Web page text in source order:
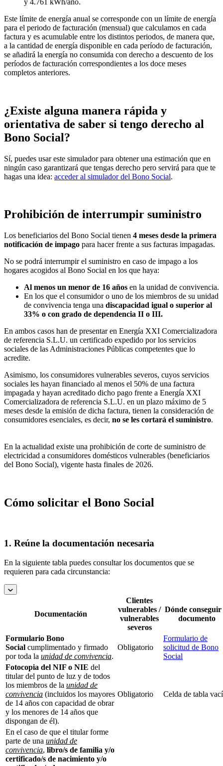
Este límite de energía anual se corresponde con un límite de energía
para el periodo de facturación (mensual) que calculamos en cada
factura y es acumulable entre los distintos periodos, de manera que,
a la cantidad de energía disponible en cada período de facturación,
se añadirá la energía no consumida con derecho a descuento de los
períodos de facturación correspondientes a los doce meses
completos anteriores.
¿Existe alguna manera rápida y
orientativa de saber si tengo derecho al
Bono Social?
Sí, puedes usar este simulador para obtener una estimación que en
ningún caso garantizará que tengas derecho pero servirá para que te
hagas una idea: acceder al simulador del Bono Social.
Prohibición de interrumpir suministro
Los beneficiarios del Bono Social tienen 4 meses desde la primera
notificación de impago para hacer frente a sus facturas impagadas.
No se podrá interrumpir el suministro en caso de impago a los
hogares acogidos al Bono Social en los que haya:
Al menos un menor de 16 años en la unidad de convivencia.
En los que el consumidor o uno de los miembros de su unidad
de convivencia tenga una discapacidad igual o superior al
33% o con grado de dependencia II o III.
En ambos casos han de presentar en Energía XXI Comercializadora
de referencia S.L.U. un certificado expedido por los servicios
sociales de las Administraciones Públicas competentes que lo
acredite.
Asimismo, los consumidores vulnerables severos, cuyos servicios
sociales les hayan financiado al menos el 50% de una factura
impagada y hayan acreditado dicho pago frente a Energía XXI
Comercializadora de referencia S.L.U. en un plazo máximo de 5
meses desde la emisión de dicha factura, tienen la consideración de
consumidores esenciales, es decir, no se les cortará el suministro.
En la actualidad existe una prohibición de corte de suministro de
electricidad a consumidores domésticos vulnerables (beneficiarios
del Bono Social), vigente hasta finales de 2026.
Cómo solicitar el Bono Social
1. Reúne la documentación necesaria
En la siguiente tabla puedes consultar los documentos que se
requieren para cada circunstancia:
Documentación
Clientes
vulnerables /
vulnerables
severos
Dónde conseguir
documento
Formulario Bono
Social cumplimentado y firmado
por toda la unidad de convivencia.
Obligatorio
Formulario de
solicitud de Bono
Social
Fotocopia del NIF o NIE del
titular del punto de luz y de todos
los miembros de la unidad de
convivencia (incluidos los mayores
de 14 años con capacidad de obrar
y los menores de 14 años que
dispongan de él).
Obligatorio Celda de tabla
En el caso de que el titular forme
parte de una unidad de
convivencia, libro/s de familia y/o
certificado/s de nacimiento y/o